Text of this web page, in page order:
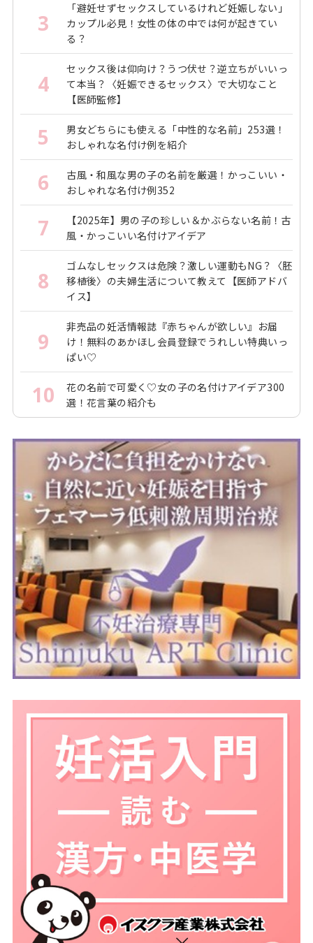
3
「避妊せずセックスしているけれど妊娠しない」
カップル必見！女性の体の中では何が起きてい
る？
4
セックス後は仰向け？うつ伏せ？逆立ちがいいっ
て本当？〈妊娠できるセックス〉で大切なこと
【医師監修】
5
男女どちらにも使える「中性的な名前」253選！
おしゃれな名付け例を紹介
6
古風・和風な男の子の名前を厳選！かっこいい・
おしゃれな名付け例352
7
【2025年】男の子の珍しい＆かぶらない名前！古
風・かっこいい名付けアイデア
8
ゴムなしセックスは危険？激しい運動もNG？〈胚
移植後〉の夫婦生活について教えて【医師アドバ
イス】
9
非売品の妊活情報誌『赤ちゃんが欲しい』お届
け！無料のあかほし会員登録でうれしい特典いっ
ぱい♡
10
花の名前で可愛く♡女の子の名付けアイデア300
選！花言葉の紹介も